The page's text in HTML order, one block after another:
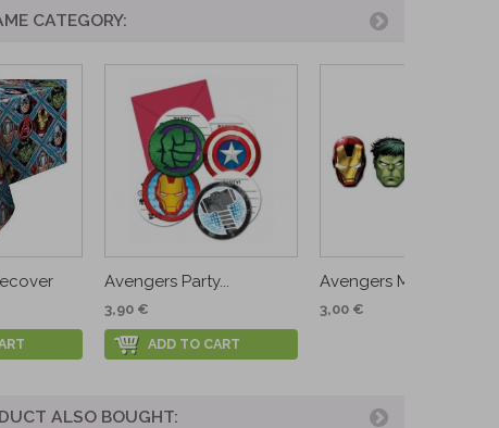
CATEGORY:
Avengers Party...
3,90 €
ADD TO CART
Avengers Masks
3,00 €
ALSO BOUGHT: